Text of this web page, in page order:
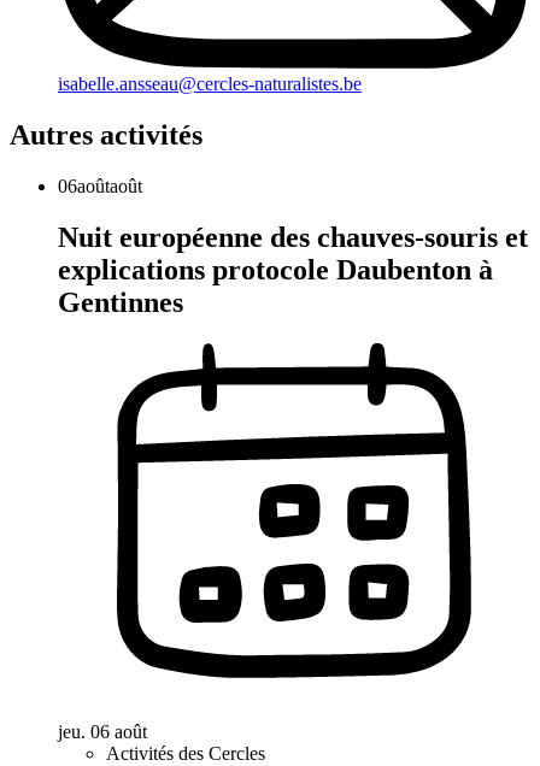
isabelle.ansseau@cercles-naturalistes.be
Autres activités
06aoûtaoût
Nuit européenne des chauves-souris et
explications protocole Daubenton à
Gentinnes
jeu. 06 août
Activités des Cercles